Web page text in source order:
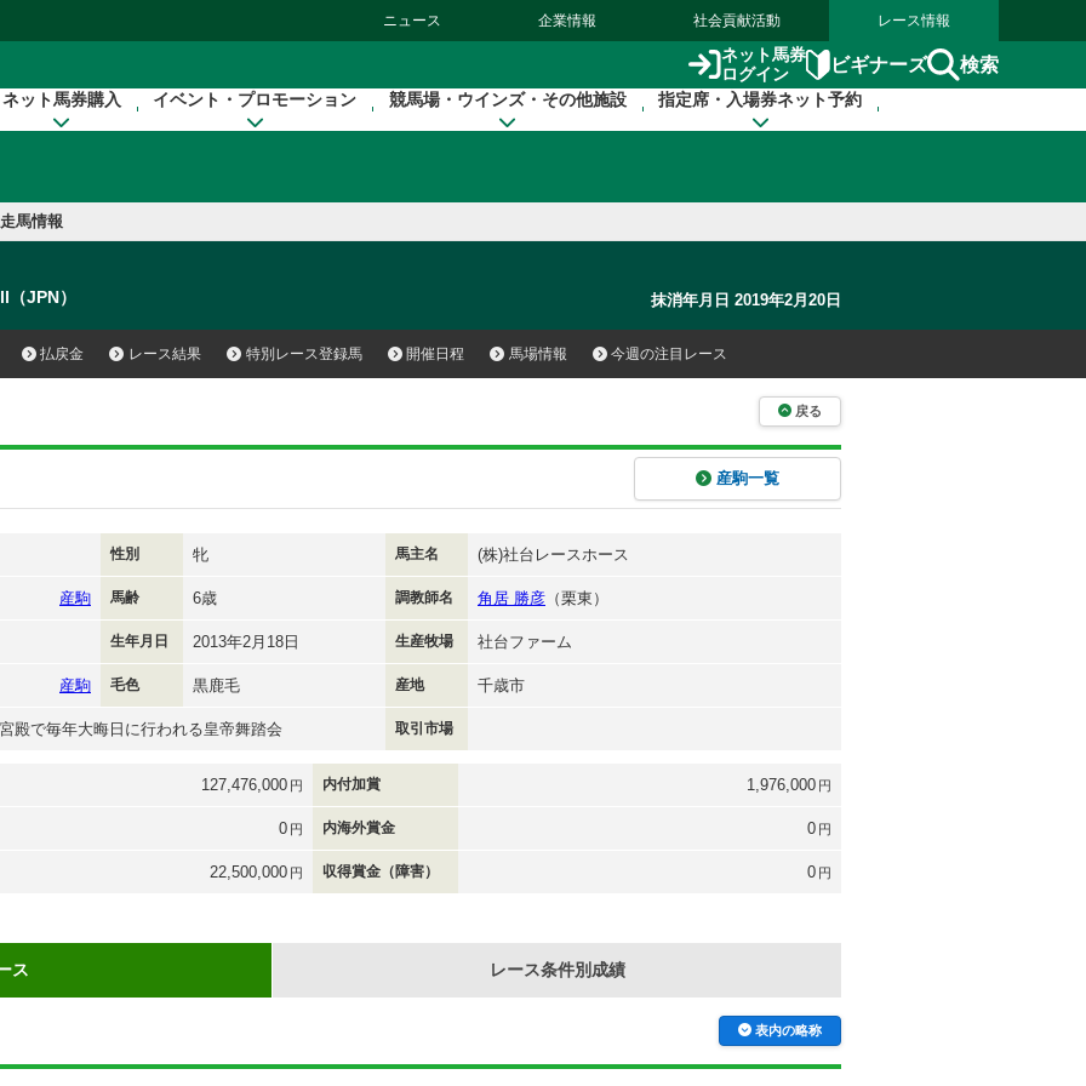
ニュース 企業情報 社会貢献活動 レース情報
ネット馬券
ログイン
ビギナーズ 検索
ネット馬券購入 イベント・プロモーション 競馬場・ウインズ・その他施設 指定席・入場券ネット予約
馬情報
JPN） 抹消年月日 2019年2月20日
払戻金 レース結果 特別レース登録馬 開催日程 馬場情報 今週の注目レース
戻る
産駒一覧
性別 牝 馬主名 (株)社台レースホース
産駒 馬齢 6歳 調教師名 角居 勝彦 （栗東）
生年月日 2013年2月18日 生産牧場 社台ファーム
産駒 毛色 黒鹿毛 産地 千歳市
殿で毎年大晦日に行われる皇帝舞踏会 取引市場
127,476,000 円 内付加賞 1,976,000 円
0 円 内海外賞金 0 円
22,500,000 円 収得賞金（障害） 0 円
ス レース条件別成績
表内の略称